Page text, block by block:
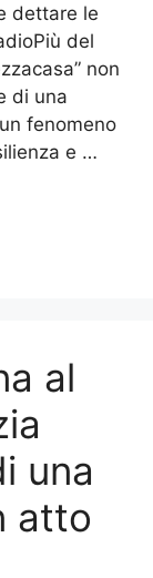
dettare le
del
non
di una
fenomeno
e …
al
una
atto